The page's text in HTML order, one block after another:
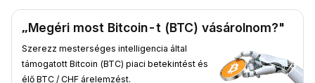
„Megéri most Bitcoin-t (BTC) vásárolnom?"
Szerezz mesterséges intelligencia által
támogatott Bitcoin (BTC) piaci betekintést és
élő BTC / CHF árelemzést.